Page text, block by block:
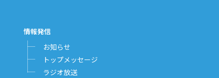
情報発信
お知らせ
トップメッセージ
ラジオ放送